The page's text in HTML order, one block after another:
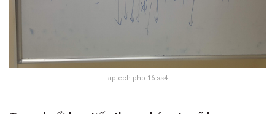
aptech-php-16-ss4